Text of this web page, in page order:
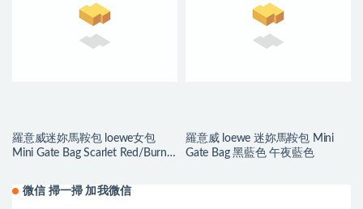
羅意威迷妳馬鞍包 loewe女包
Mini Gate Bag Scarlet Red/Burnt
羅意威 loewe 迷妳馬鞍包 Mini
Gate Bag 黑藍色 午夜藍色
微信 掃一掃 加我微信